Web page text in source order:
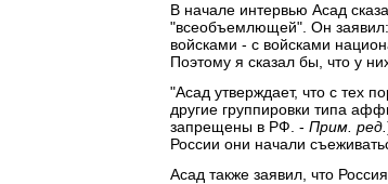
В начале интервью Асад
"всеобъемлющей". Он заявил:
войсками - с войсками
Поэтому я сказал бы, что у
"Асад утверждает, что с тех
другие группировки типа
запрещены в РФ. - Прим. ред.
России они начали
Асад также заявил, что